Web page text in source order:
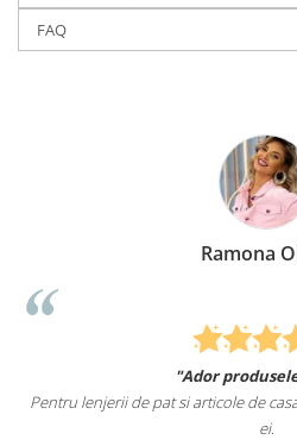
FAQ
Ramona
"Ador
Pentru lenjerii de pat si articole de
ei.